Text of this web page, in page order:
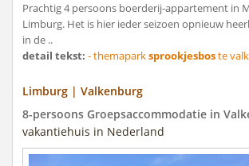
Prachtig 4 persoons boerderij-appartement in
Limburg. Het is hier ieder seizoen opnieuw
in de ..
detail tekst: - themaparksprookjesboste
Limburg | Valkenburg
8-persoons Groepsaccommodatie in
vakantiehuis in Nederland